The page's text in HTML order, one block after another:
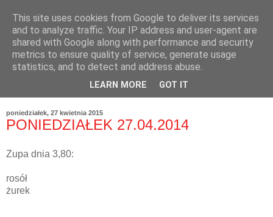
poniedziałek, 27 kwietnia 2015
PONIEDZIAŁEK 27.04.2014
Zupa dnia 3,80:
rosół
żurek
This site uses cookies from Google to deliver its services
and to analyze traffic. Your IP address and user-agent are
shared with Google along with performance and security
metrics to ensure quality of service, generate usage
statistics, and to detect and address abuse.
LEARN MORE GOT IT